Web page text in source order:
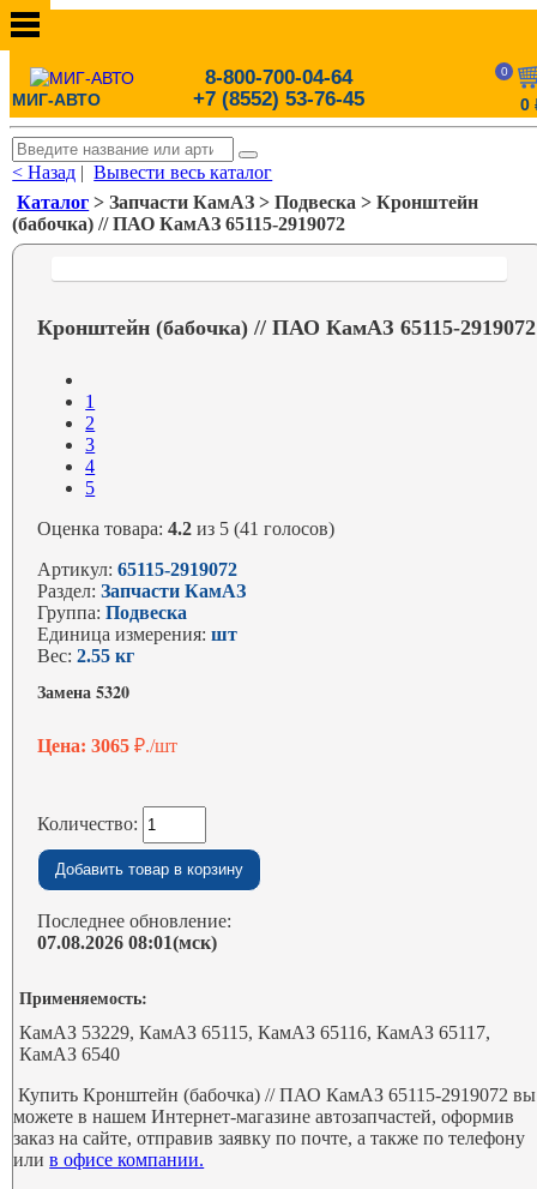
МИГ-АВТО
8-800-700-04-64
+7 (8552) 53-76-45
0
0
< Назад |Вывести весь каталог
Каталог > Запчасти КамАЗ > Подвеска > Кронштейн
(бабочка) // ПАО КамАЗ 65115-2919072
Кронштейн (бабочка) // ПАО КамАЗ 65115-2919072
1
2
3
4
5
Оценка товара:4.2 из 5 (41 голосов)
Артикул:65115-2919072
Раздел:Запчасти КамАЗ
Группа:Подвеска
Единица измерения:шт
Вес:2.55 кг
Замена 5320
Цена: 3065₽./шт
Количество:
Последнее обновление:
07.08.2026 08:01(мск)
Применяемость:
КамАЗ 53229, КамАЗ 65115, КамАЗ 65116, КамАЗ 65117,
КамАЗ 6540
Купить Кронштейн (бабочка) // ПАО КамАЗ 65115-2919072 вы
можете в нашем Интернет-магазине автозапчастей, оформив
заказ на сайте, отправив заявку по почте, а также по телефону
илив офисе компании.